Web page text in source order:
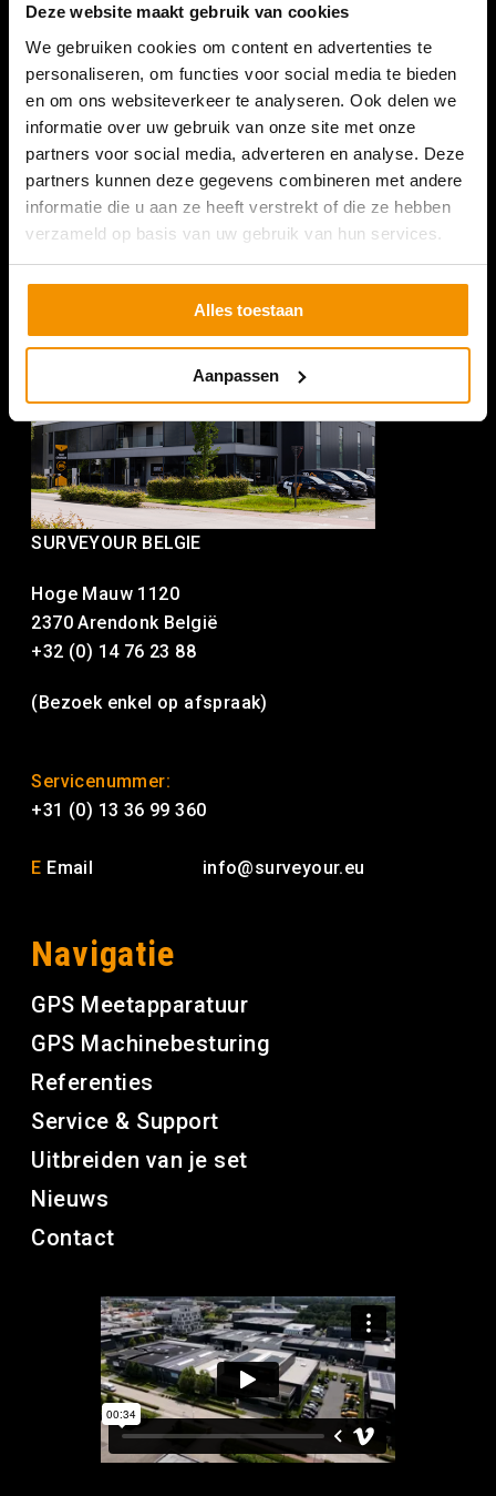
Deze website maakt gebruik van cookies
We gebruiken cookies om content en advertenties te
personaliseren, om functies voor social media te bieden
en om ons websiteverkeer te analyseren. Ook delen we
informatie over uw gebruik van onze site met onze
partners voor social media, adverteren en analyse. Deze
partners kunnen deze gegevens combineren met andere
informatie die u aan ze heeft verstrekt of die ze hebben
verzameld op basis van uw gebruik van hun services.
Alles toestaan
Aanpassen
SURVEYOUR NEDERLAND
Romeinenweg 47L
5349 AL Oss
+31 (0) 412 74 80 27
SURVEYOUR BELGIE
Hoge Mauw 1120
2370 Arendonk België
+32 (0) 14 76 23 88
(Bezoek enkel op afspraak)
Servicenummer:
+31 (0) 13 36 99 360
E Email info@surveyour.eu
Navigatie
GPS Meetapparatuur
GPS Machinebesturing
Referenties
Service & Support
Uitbreiden van je set
Nieuws
Contact